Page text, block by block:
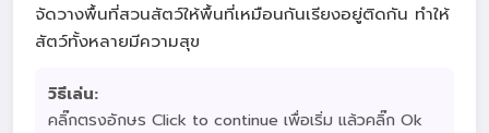
จัดวางพื้นที่สวนสัตว์ให้พื้นที่เหมือนกันเรียงอยู่ติดกัน ทำให้
สัตว์ทั้งหลายมีความสุข
วิธีเล่น:
คลิ๊กตรงอักษร Click to continue เพื่อเริ่ม แล้วคลิ๊ก Ok